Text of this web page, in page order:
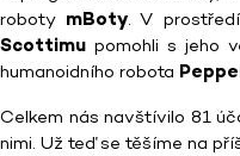
roboty mBoty. V prostředí
Scottimu pomohli s jeho
humanoidního robota
Celkem nás navštívilo 81
nimi. Už teď se těšíme na